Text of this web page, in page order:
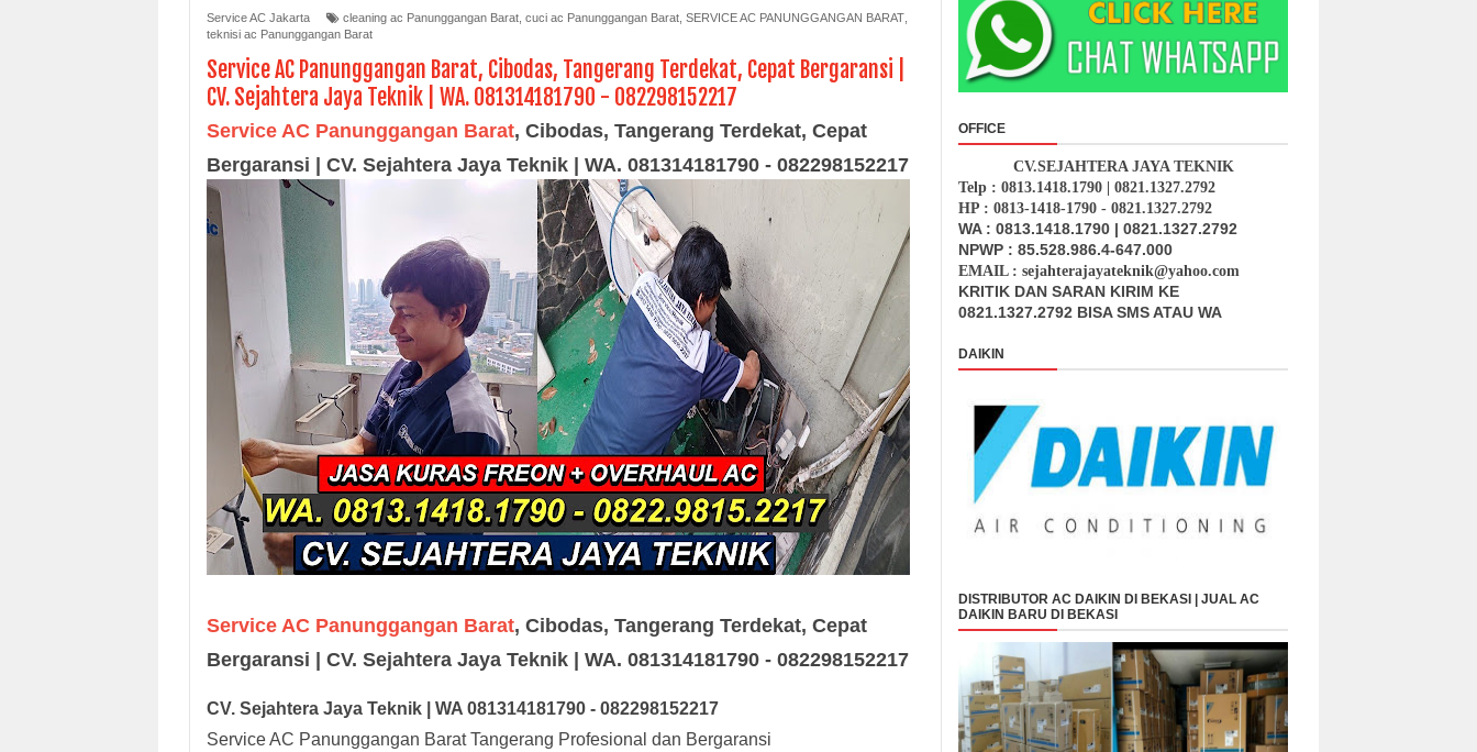
Service AC Jakarta cleaning ac Panunggangan Barat cuci ac Panunggangan Barat SERVICE AC PANUNGGANGAN BARAT
teknisi ac Panunggangan Barat
Service AC Panunggangan Barat, Cibodas, Tangerang Terdekat, Cepat Bergaransi |
CV. Sejahtera Jaya Teknik | WA. 081314181790 - 082298152217
Service AC Panunggangan Barat, Cibodas, Tangerang Terdekat, Cepat
Bergaransi | CV. Sejahtera Jaya Teknik | WA. 081314181790 - 082298152217
Service AC Panunggangan Barat, Cibodas, Tangerang Terdekat, Cepat
Bergaransi | CV. Sejahtera Jaya Teknik | WA. 081314181790 - 082298152217
CV. Sejahtera Jaya Teknik | WA 081314181790 - 082298152217
Service AC Panunggangan Barat Tangerang Profesional dan Bergaransi
OFFICE
CV.SEJAHTERA JAYA TEKNIK
Telp : 0813.1418.1790 | 0821.1327.2792
HP : 0813-1418-1790 - 0821.1327.2792
WA : 0813.1418.1790 | 0821.1327.2792
NPWP : 85.528.986.4-647.000
EMAIL : sejahterajayateknik@yahoo.com
KRITIK DAN SARAN KIRIM KE
0821.1327.2792 BISA SMS ATAU WA
DAIKIN
DISTRIBUTOR AC DAIKIN DI BEKASI | JUAL AC
DAIKIN BARU DI BEKASI